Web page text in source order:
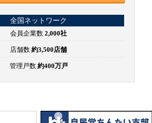
全国ネットワーク
会員企業数 2,000社
店舗数 約3,500店舗
管理戸数 約400万戸